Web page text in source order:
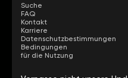
Suche
FAQ
Kontakt
Karriere
Datenschutzbestimmungen
Bedingungen
für die Nutzung